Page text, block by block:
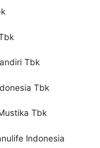
Tbk
Tbk
Tbk
Indonesia